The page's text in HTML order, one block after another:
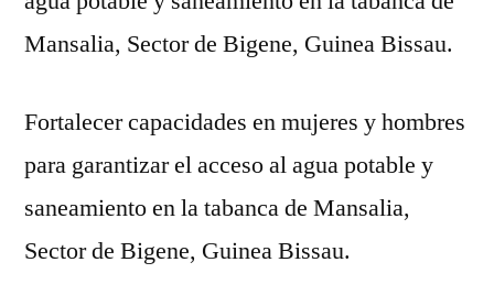
Mansalia, Sector de Bigene, Guinea Bissau.
Fortalecer capacidades en mujeres y hombres
para garantizar el acceso al agua potable y
saneamiento en la tabanca de Mansalia,
Sector de Bigene, Guinea Bissau.